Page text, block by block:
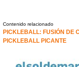
Contenido relacionado
PICKLEBALL: FUSIÓN DE
PICKLEBALL PICANTE